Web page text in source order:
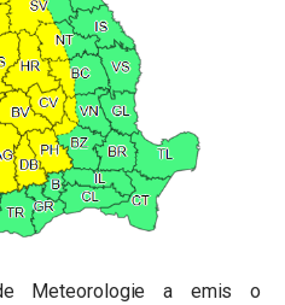
Meteorologie a emis o